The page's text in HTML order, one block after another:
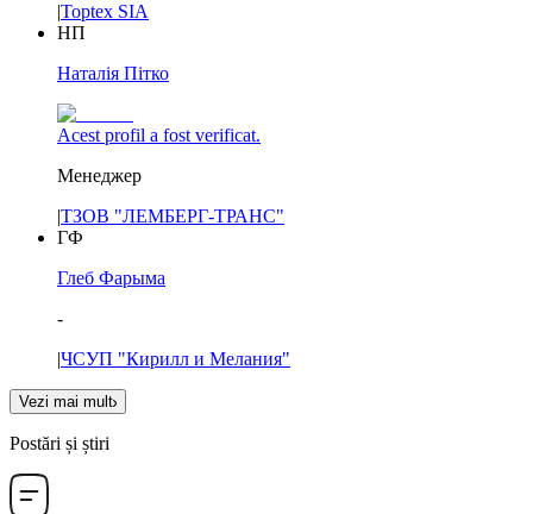
|Toptex SIA
НП
Наталія Пітко
Acest profil a fost verificat.
Менеджер
|ТЗОВ "ЛЕМБЕРГ-ТРАНС"
ГФ
Глеб Фарыма
-
|ЧСУП "Кирилл и Мелания"
Vezi mai mult
Postări și știri